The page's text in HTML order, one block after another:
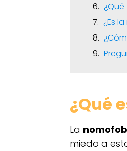
¿Es
¿Qué
La
miedo a